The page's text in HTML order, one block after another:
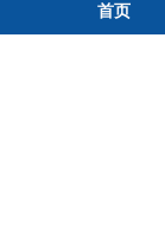
首页